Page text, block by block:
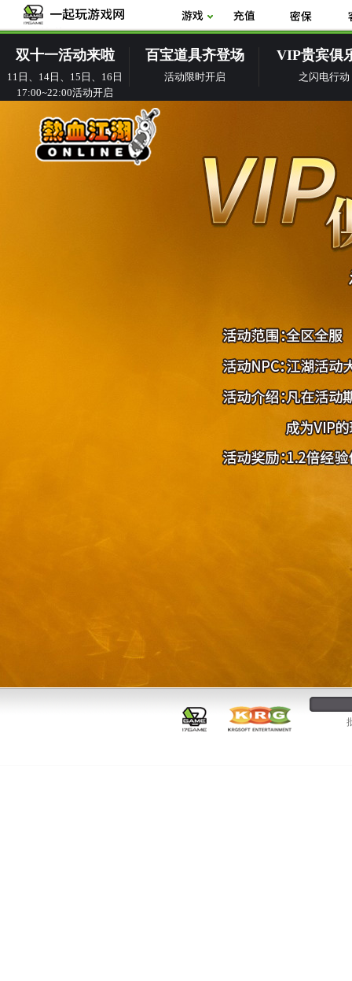
双十一活动来啦
11日、14日、15日、16日
17:00~22:00活动开启
百宝道具齐登场
活动限时开启
VIP贵宾俱
之闪电行动